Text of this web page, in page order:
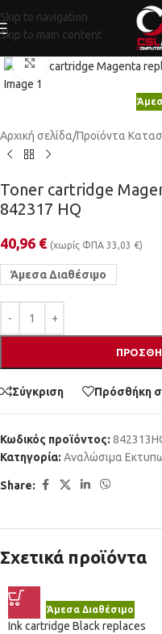
Skip to navigation
Skip to main content
Κλικ για μεγέθυνση
Αρχική σελίδα/Προϊόντα
Toner cartridge
842317 HQ
40,96 € (χωρίς ΦΠΑ 33,03 €)
Άμεσα Διαθέσιμο
Σύγκριση Πρόσθήκη
Κωδικός προϊόντος:
Κατηγορία: Αναλώσιμα
Share:
Σχετικά προϊόντα
Άμεσα Διαθέσιμο
Ink cartridge Black replaces